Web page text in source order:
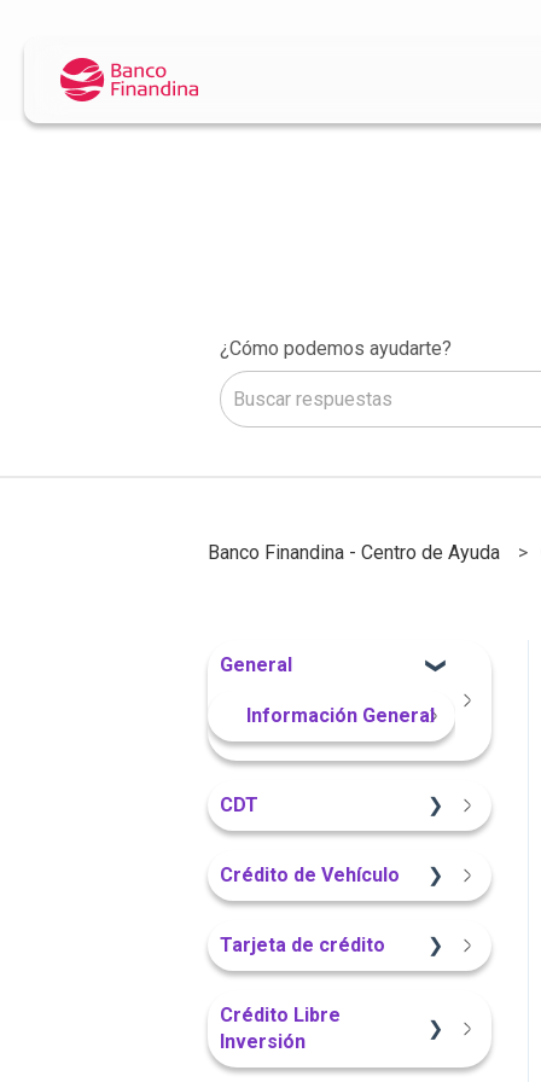
¿Cómo podemos ayudarte?
Banco Finandina - Centro de Ayuda
General
Información General
CDT
Crédito de Vehículo
Portal Web
Tarjeta de crédito
App Finandina
Crédito Libre
Inversión